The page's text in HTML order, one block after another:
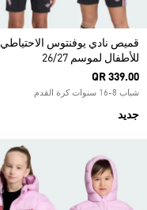
قميص نادي يوفنتوس الاحتياطي
للأطفال لموسم 26/27
QR 339.00
شباب 8-16 سنوات كرة القدم
جديد